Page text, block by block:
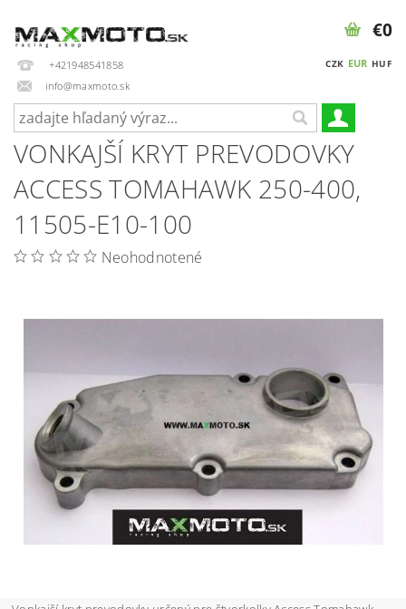
+421948541858
info@maxmoto.sk
CZK EUR HUF
€0
VONKAJŠÍ KRYT PREVODOVKY
ACCESS TOMAHAWK 250-400,
11505-E10-100
Neohodnotené